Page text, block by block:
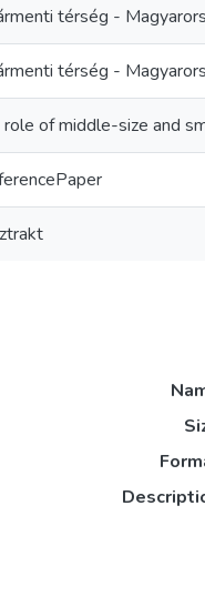
térség -
térség -
role of middle-size and